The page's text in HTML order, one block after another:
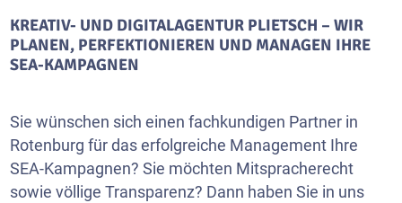
KREATIV- UND DIGITALAGENTUR PLIETSCH – WIR
PLANEN, PERFEKTIONIEREN UND MANAGEN IHRE
SEA-KAMPAGNEN
Sie wünschen sich einen fachkundigen Partner in
Rotenburg für das erfolgreiche Management Ihre
SEA-Kampagnen? Sie möchten Mitspracherecht
sowie völlige Transparenz? Dann haben Sie in uns